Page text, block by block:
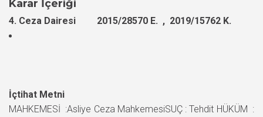
Karar İçeriği
4. Ceza Dairesi 2015/28570 E. , 2019/15762 K.
İçtihat Metni
MAHKEMESİ :Asliye Ceza MahkemesiSUÇ : Tehdit HÜKÜM :